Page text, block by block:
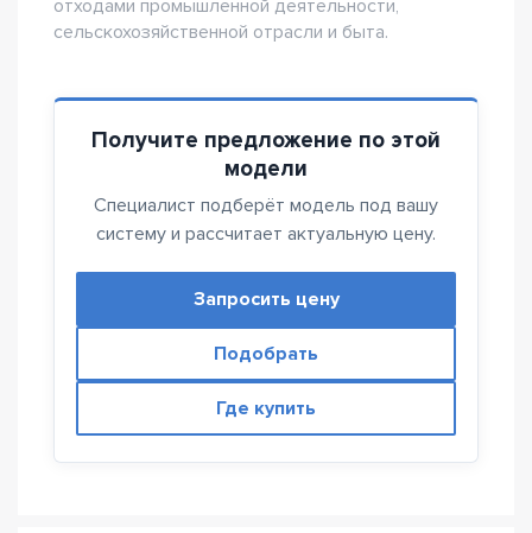
отходами промышленной деятельности,
сельскохозяйственной отрасли и быта.
Получите предложение по этой
модели
Специалист подберёт модель под вашу
систему и рассчитает актуальную цену.
Запросить цену
Подобрать
Где купить